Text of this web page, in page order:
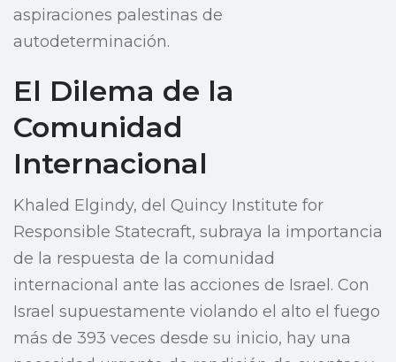
aspiraciones palestinas de
autodeterminación.
El Dilema de la
Comunidad
Internacional
Khaled Elgindy, del Quincy Institute for
Responsible Statecraft, subraya la importancia
de la respuesta de la comunidad
internacional ante las acciones de Israel. Con
Israel supuestamente violando el alto el fuego
más de 393 veces desde su inicio, hay una